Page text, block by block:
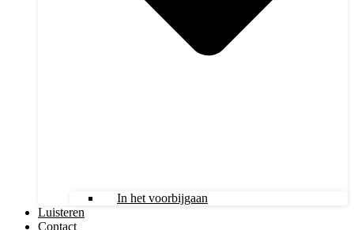
In het voorbijgaan
Luisteren
Contact